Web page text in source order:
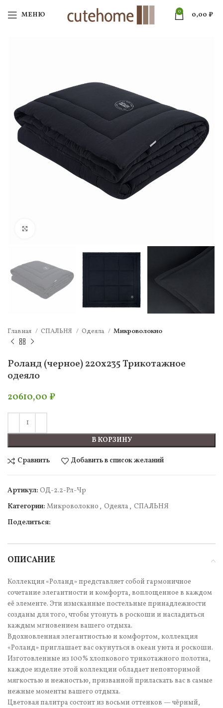
МЕНЮ 0 0,00 ₽
Главная СПАЛЬНЯ Одеяла Микроволокно
Роланд (черное) 220х235 Трикотажное
одеяло
20610,00 ₽
В КОРЗИНУ
Сравнить Добавить в список желаний
Артикул: ОД-2.2-Рл-Чр
Категории: Микроволокно , Одеяла , СПАЛЬНЯ
Поделиться:
ОПИСАНИЕ
Коллекция «Роланд» представляет собой гармоничное
сочетание элегантности и комфорта, воплощенное в каждом
её элементе. Эти изысканные постельные принадлежности
созданы для того, чтобы утонуть в роскоши и насладиться
каждым мгновением вашего отдыха.
Вдохновленная элегантностью и комфортом, коллекция
«Роланд» приглашает вас окунуться в океан уюта и роскоши.
Изготовленные из 100% хлопкового трикотажного полотна,
каждое изделие этой коллекции обладает неповторимой
мягкостью и нежностью, призванной приласкать вас в самые
нежные моменты вашего отдыха.
Цветовая палитра состоит из восьми оттенков — чёрный,